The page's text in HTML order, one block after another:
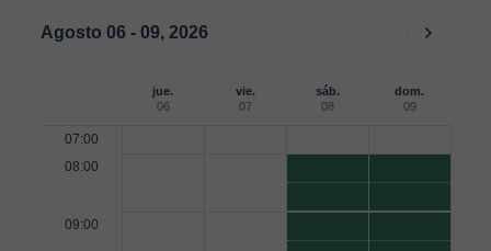
Agosto 06 - 09, 2026
jue.
06
vie.
07
sáb.
08
dom.
09
07:00
08:00
09:00